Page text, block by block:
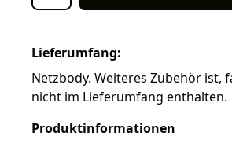
Lieferumfang:
Netzbody. Weiteres Zubehör ist,
nicht im Lieferumfang enthalten.
Produktinformationen